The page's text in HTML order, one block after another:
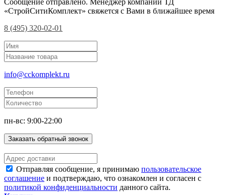
Сообщение отправлено. Менеджер компании ТД
«СтройСитиКомплект» свяжется с Вами в ближайшее время
8 (495) 320-02-01
info@cckomplekt.ru
пн-вс: 9:00-22:00
Заказать обратный звонок
Отправляя сообщение, я принимаю пользовательское
соглашение и подтверждаю, что ознакомлен и согласен с
политикой конфиденциальности данного сайта.